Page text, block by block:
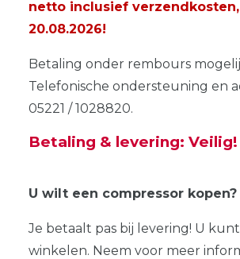
netto inclusief
20.08.2026!
Betaling onder rembours
Telefonische ondersteuning en
05221 / 1028820.
Betaling & levering: Veilig!
U wilt een compressor kopen?
Je betaalt pas bij levering! U
winkelen. Neem voor meer